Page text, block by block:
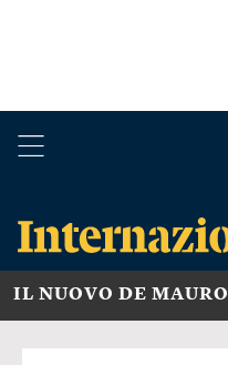
IL NUOVO DE MAURO